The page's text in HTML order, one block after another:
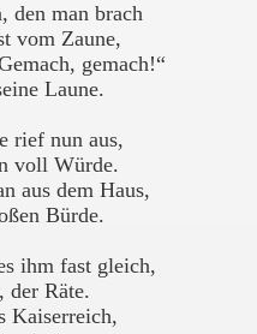
den man brach
vom Zaune,
gemach!“
Laune.
rief nun aus,
voll Würde.
aus dem Haus,
Bürde.
ihm fast gleich,
der Räte.
Kaiserreich,